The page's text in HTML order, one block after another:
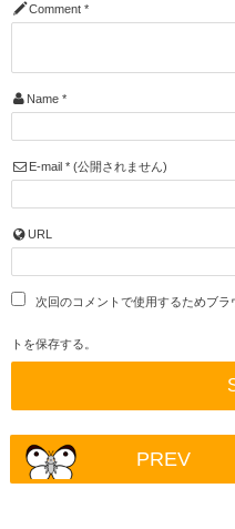
Comment *
Name *
E-mail *(公開されません)
URL
次回のコメントで使用するためブ
トを保存する。
PREV